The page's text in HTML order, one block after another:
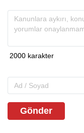
Gönder